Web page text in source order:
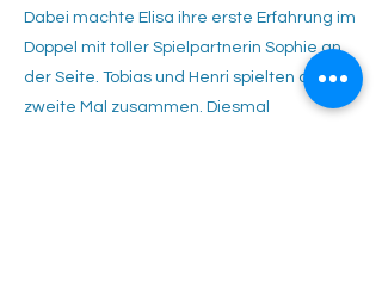
Dabei machte Elisa ihre erste Erfahrung im
Doppel mit toller Spielpartnerin Sophie an
der Seite. Tobias und Henri spielten das
zweite Mal zusammen. Diesmal